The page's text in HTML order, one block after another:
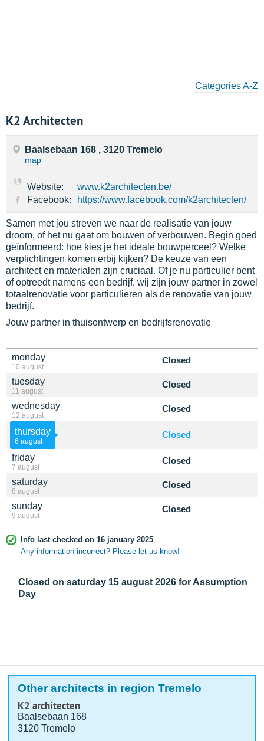
Categories A-Z
K2 Architecten
monday
10 august
Closed
tuesday
11 august
Closed
wednesday
12 august
Closed
thursday
6 august
Closed
friday
7 august
Closed
saturday
8 august
Closed
sunday
9 august
Closed
Info last checked on 16 january 2025
Any information incorrect? Please let us know!
Closed on saturday 15 august 2026 for Assumption
Day
Baalsebaan 168 , 3120 Tremelo
map
Website:
www.k2architecten.be/
Facebook:
https://www.facebook.com/k2architecten/
Samen met jou streven we naar de realisatie van jouw
droom, of het nu gaat om bouwen of verbouwen. Begin goed
geïnformeerd: hoe kies je het ideale bouwperceel? Welke
verplichtingen komen erbij kijken? De keuze van een
architect en materialen zijn cruciaal. Of je nu particulier bent
of optreedt namens een bedrijf, wij zijn jouw partner in zowel
totaalrenovatie voor particulieren als de renovatie van jouw
bedrijf.
Jouw partner in thuisontwerp en bedrijfsrenovatie
Other architects in region Tremelo
K2 architecten
Baalsebaan 168
3120 Tremelo